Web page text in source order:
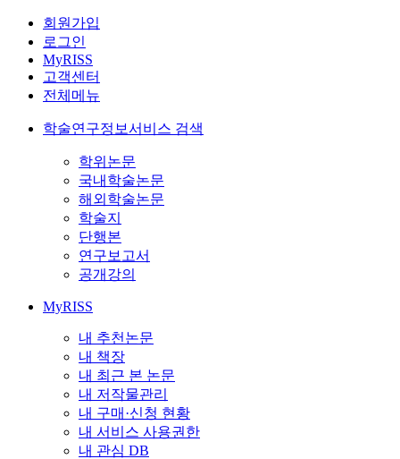
회원가입
로그인
MyRISS
고객센터
전체메뉴
학술연구정보서비스 검색
학위논문
국내학술논문
해외학술논문
학술지
단행본
연구보고서
공개강의
MyRISS
내 추천논문
내 책장
내 최근 본 논문
내 저작물관리
내 구매·신청 현황
내 서비스 사용권한
내 관심 DB